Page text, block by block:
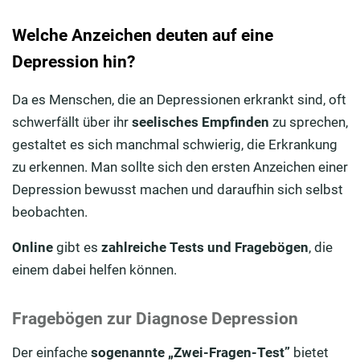
Welche Anzeichen deuten auf eine
Depression hin?
Da es Menschen, die an Depressionen erkrankt sind, oft
schwerfällt über ihr seelisches Empfinden zu sprechen,
gestaltet es sich manchmal schwierig, die Erkrankung
zu erkennen. Man sollte sich den ersten Anzeichen einer
Depression bewusst machen und daraufhin sich selbst
beobachten.
Online gibt es zahlreiche Tests und Fragebögen, die
einem dabei helfen können.
Fragebögen zur Diagnose Depression
Der einfache sogenannte „Zwei-Fragen-Test” bietet